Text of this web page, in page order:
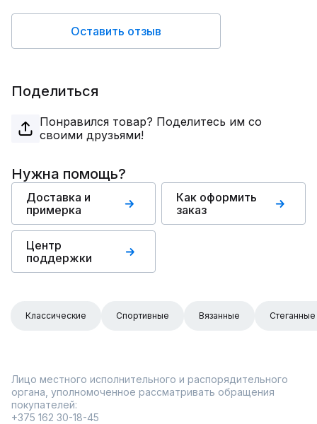
Оставить отзыв
Поделиться
Понравился товар? Поделитесь им со
своими друзьями!
Нужна помощь?
Доставка и
примерка
Как оформить
заказ
Центр
поддержки
Классические Спортивные Вязанные Стеганные
Лицо местного исполнительного и распорядительного
органа, уполномоченное рассматривать обращения
покупателей:
+375 162 30-18-45